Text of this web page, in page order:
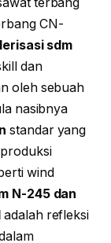
CN-
sdm
dan
oleh sebuah
nasibnya
standar yang
wind
N-245 dan
adalah refleksi